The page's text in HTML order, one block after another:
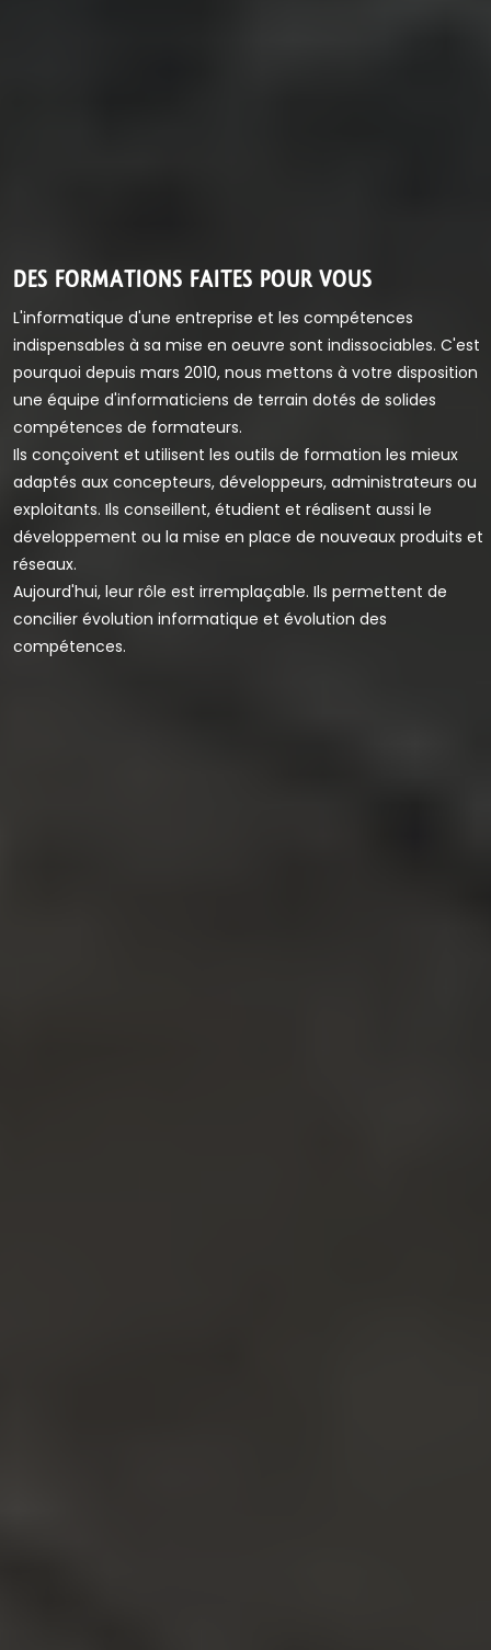
DES FORMATIONS FAITES POUR VOUS
L'informatique d'une entreprise et les compétences
indispensables à sa mise en oeuvre sont indissociables. C'est
pourquoi depuis mars 2010, nous mettons à votre disposition
une équipe d'informaticiens de terrain dotés de solides
compétences de formateurs.
Ils conçoivent et utilisent les outils de formation les mieux
adaptés aux concepteurs, développeurs, administrateurs ou
exploitants. Ils conseillent, étudient et réalisent aussi le
développement ou la mise en place de nouveaux produits et
réseaux.
Aujourd'hui, leur rôle est irremplaçable. Ils permettent de
concilier évolution informatique et évolution des
compétences.